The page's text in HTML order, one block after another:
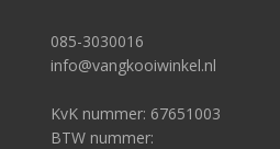
085-3030016
info@vangkooiwinkel.nl
KvK nummer: 67651003
BTW nummer: